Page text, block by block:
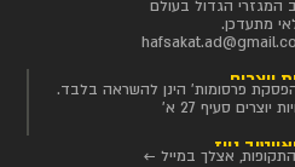
המגזרי הגדול בעולם
מתעדכן.
יוצריםפרסומות' הינן להשראה בלבד.
סעיף 27 א'
ניוזאצלך במייל ←